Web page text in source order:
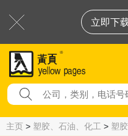
立即下
主页 > 塑胶、石油、化工 > 塑